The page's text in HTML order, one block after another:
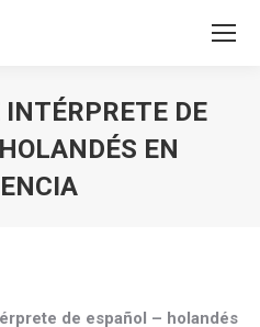
DE
EN
de español – holandés